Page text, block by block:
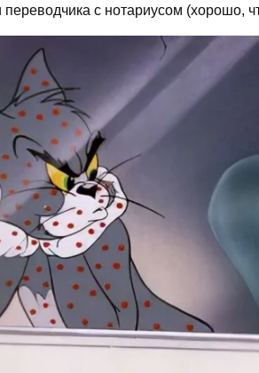
переводчика с нотариусом (хорошо,